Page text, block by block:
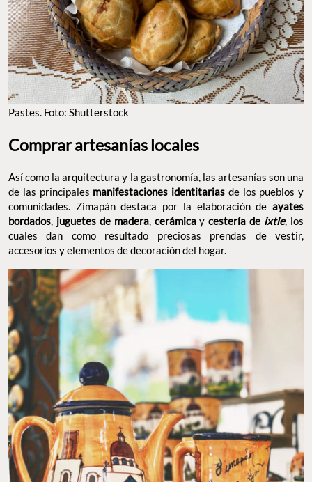
Pastes. Foto: Shutterstock
Comprar artesanías locales
Así como la arquitectura y la gastronomía, las artesanías son una
de las principales manifestaciones identitarias de los pueblos y
comunidades. Zimapán destaca por la elaboración de ayates
bordados, juguetes de madera, cerámicaycestería de ixtle, los
cuales dan como resultado preciosas prendas de vestir,
accesorios y elementos de decoración del hogar.